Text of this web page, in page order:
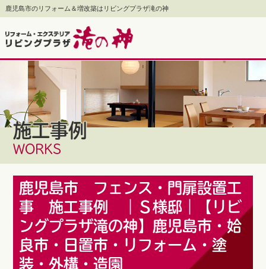
鹿児島市のリフォーム＆増改築はリビングプラザ滝の神
施工事例
WORKS
鹿児島市 フェンス・門扉設置工
事 施工事例 ｜Ｓ様邸｜【リビ
ングプラザ滝の神】鹿児島市・姶
良市・日置市・リフォーム・塗
装・外構・造園